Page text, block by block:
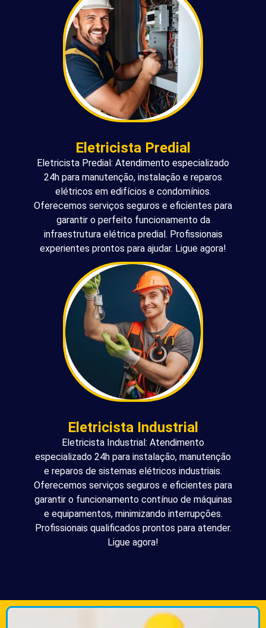
Eletricista Predial
Eletricista Predial: Atendimento especializado
24h para manutenção, instalação e reparos
elétricos em edifícios e condomínios.
Oferecemos serviços seguros e eficientes para
garantir o perfeito funcionamento da
infraestrutura elétrica predial. Profissionais
experientes prontos para ajudar. Ligue agora!
Eletricista Industrial
Eletricista Industrial: Atendimento
especializado 24h para instalação, manutenção
e reparos de sistemas elétricos industriais.
Oferecemos serviços seguros e eficientes para
garantir o funcionamento contínuo de máquinas
e equipamentos, minimizando interrupções.
Profissionais qualificados prontos para atender.
Ligue agora!